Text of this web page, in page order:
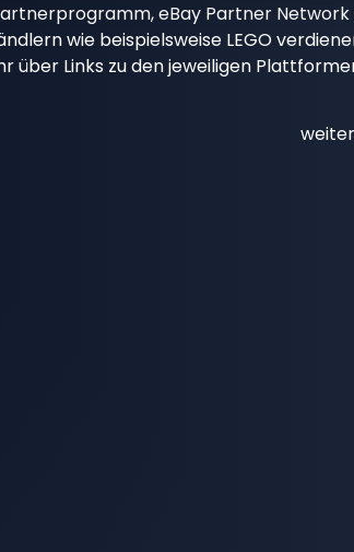
eBay Partner
wie beispielsweise LEGO
über Links zu den jeweiligen